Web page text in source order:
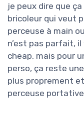
je peux dire que
bricoleur qui veut
perceuse à main
n’est pas parfait,
cheap, mais pour
perso, ça reste
plus proprement
perceuse